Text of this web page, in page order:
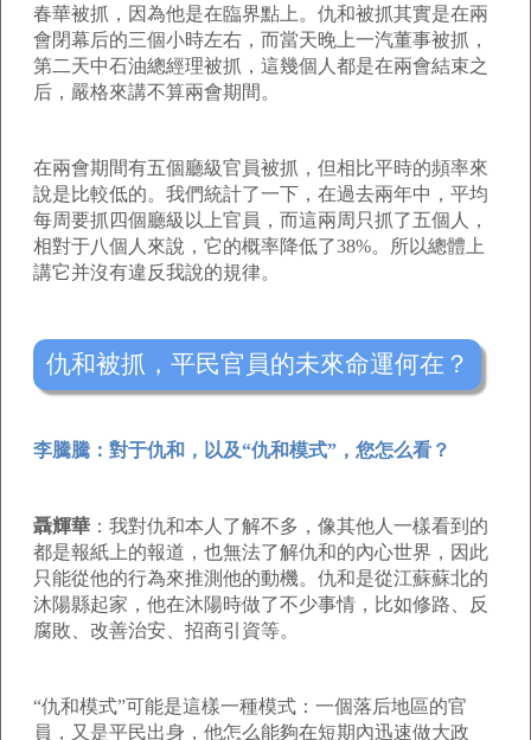
春華被抓，因為他是在臨界點上。仇和被抓其實是在兩
會閉幕后的三個小時左右，而當天晚上一汽董事被抓，
第二天中石油總經理被抓，這幾個人都是在兩會結束之
后，嚴格來講不算兩會期間。
在兩會期間有五個廳級官員被抓，但相比平時的頻率來
說是比較低的。我們統計了一下，在過去兩年中，平均
每周要抓四個廳級以上官員，而這兩周只抓了五個人，
相對于八個人來說，它的概率降低了38%。所以總體上
講它并沒有違反我說的規律。
仇和被抓，平民官員的未來命運何在？
李騰騰：對于仇和，以及“仇和模式”，您怎么看？
聶輝華 ：我對仇和本人了解不多，像其他人一樣看到的
都是報紙上的報道，也無法了解仇和的內心世界，因此
只能從他的行為來推測他的動機。仇和是從江蘇蘇北的
沐陽縣起家，他在沐陽時做了不少事情，比如修路、反
腐敗、改善治安、招商引資等。
“仇和模式”可能是這樣一種模式：一個落后地區的官
員，又是平民出身，他怎么能夠在短期內迅速做大政